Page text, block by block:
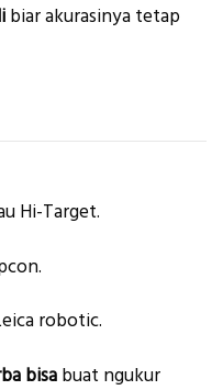
biar akurasinya tetap
Hi-Target.
robotic.
bisa buat ngukur